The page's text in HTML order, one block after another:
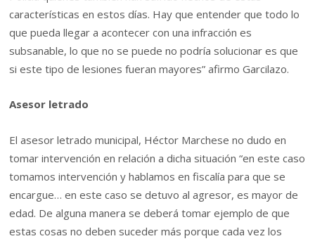
características en estos días. Hay que entender que todo lo
que pueda llegar a acontecer con una infracción es
subsanable, lo que no se puede no podría solucionar es que
si este tipo de lesiones fueran mayores” afirmo Garcilazo.
Asesor letrado
El asesor letrado municipal, Héctor Marchese no dudo en
tomar intervención en relación a dicha situación “en este caso
tomamos intervención y hablamos en fiscalía para que se
encargue… en este caso se detuvo al agresor, es mayor de
edad. De alguna manera se deberá tomar ejemplo de que
estas cosas no deben suceder más porque cada vez los